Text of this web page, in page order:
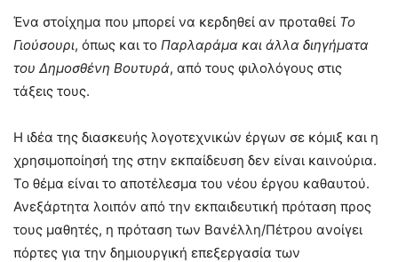
Ένα στοίχημα που μπορεί να κερδηθεί αν προταθεί Το
Γιούσουρι, όπως και το Παρλαράμα και άλλα διηγήματα
του Δημοσθένη Βουτυρά, από τους φιλολόγους στις
τάξεις τους.
Η ιδέα της διασκευής λογοτεχνικών έργων σε κόμιξ και η
χρησιμοποίησή της στην εκπαίδευση δεν είναι καινούρια.
Το θέμα είναι το αποτέλεσμα του νέου έργου καθαυτού.
Ανεξάρτητα λοιπόν από την εκπαιδευτική πρόταση προς
τους μαθητές, η πρόταση των Βανέλλη/Πέτρου ανοίγει
πόρτες για την δημιουργική επεξεργασία των